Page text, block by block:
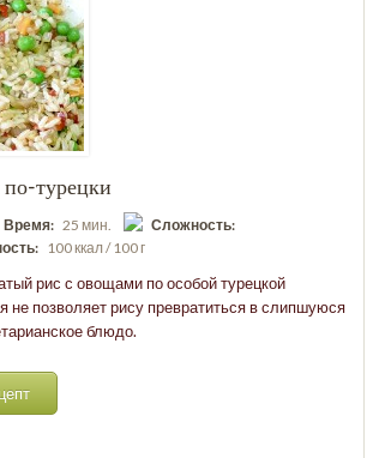
турецки
Время: 25 мин.
Сложность:
100 ккал / 100 г
рис с овощами по особой турецкой
не позволяет рису превратиться в слипшуюся
блюдо.